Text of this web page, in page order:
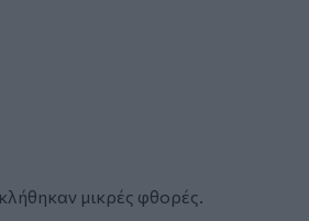
μικρές φθορές.